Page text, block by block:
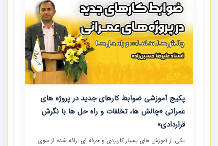
پکیج آموزشی ضوابط کارهای جدید در پروژه های
عمرانی «چالش ها، تخلفات و راه حل ها با نگرش
قراردادی»
یکی از آموزش‏‏‏‏‏‏ های بسیار کاربردی و حرفه‏ ای ارائه شده از سوی